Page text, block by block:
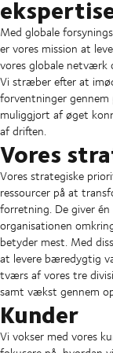
Med globale
er vores mission at
vores globale netværk
Vi stræber efter at
forventninger
muliggjort af øget
af driften.
Vores
Vores strategiske
ressourcer på at
forretning. De giver
organisationen
betyder mest. Med
at levere bæredygtig
tværs af vores tre
samt vækst gennem
Kunder
Vi vokser med vores